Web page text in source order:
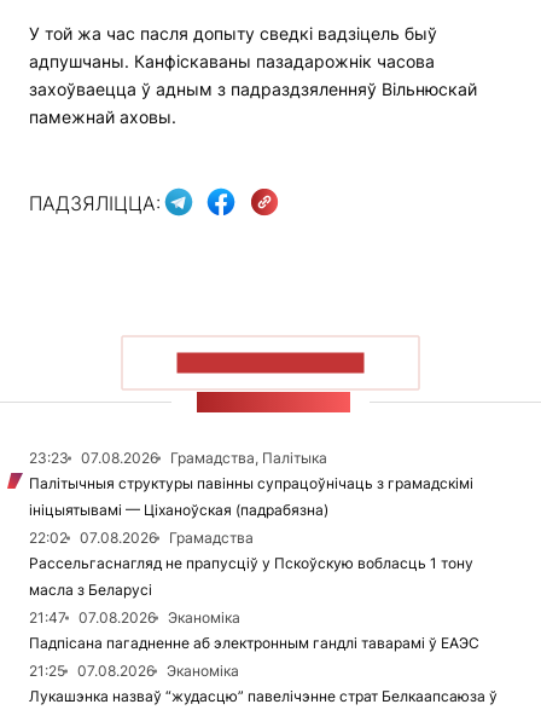
У той жа час пасля допыту сведкі вадзіцель быў
адпушчаны. Канфіскаваны пазадарожнік часова
захоўваецца ў адным з падраздзяленняў Вільнюскай
памежнай аховы.
ПАДЗЯЛІЦЦА:
23:23 07.08.2026
Грамадства, Палітыка
Палітычныя структуры павінны супрацоўнічаць з грамадскімі
ініцыятывамі — Ціханоўская (падрабязна)
22:02
07.08.2026
Грамадства
Рассельгаснагляд не прапусціў у Пскоўскую вобласць 1 тону
масла з Беларусі
21:47
07.08.2026
Эканоміка
Падпісана пагадненне аб электронным гандлі таварамі ў ЕАЭС
21:25
07.08.2026
Эканоміка
Лукашэнка назваў “жудасцю” павелічэнне страт Белкаапсаюза ў